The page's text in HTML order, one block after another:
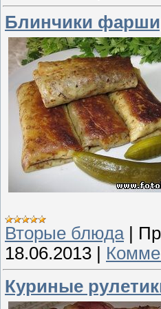
Блинчики
Вторые блюда|
18.06.2013
Куриные